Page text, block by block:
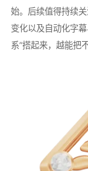
始。后续值得持续
变化以及自动化字
系”搭起来，越能把